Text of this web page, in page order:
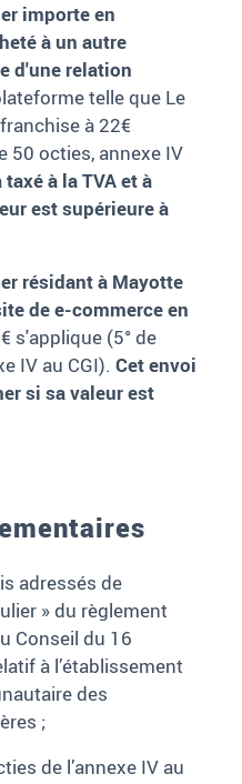
importe en
à un autre
d'une relation
telle que Le
à 22€
50 octies, annexe IV
à la TVA et à
est supérieure à
résidant à Mayotte
de e-commerce en
s'applique (5° de
IV au CGI). Cet envoi
si sa valeur est
adressés de
» du règlement
Conseil du 16
à l’établissement
des
;
de l’annexe IV au